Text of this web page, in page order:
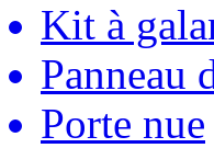
Kit à
Panneau
Porte nue